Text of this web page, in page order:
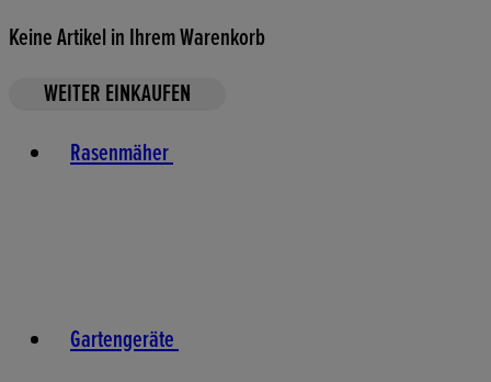
Keine Artikel in Ihrem Warenkorb
WEITER EINKAUFEN
Rasenmäher
Gartengeräte